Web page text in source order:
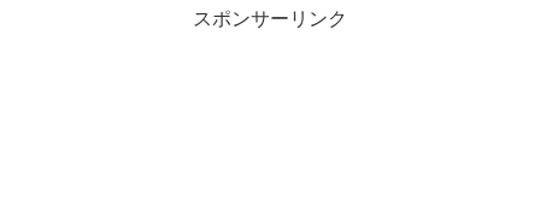
スポンサーリンク